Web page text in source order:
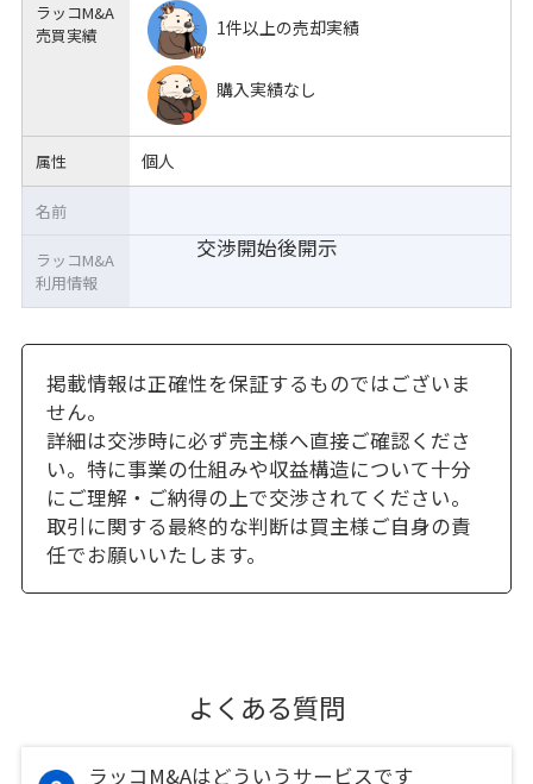
ラッコM&A
売買実績
1件以上の売却実績
購入実績なし
属性 個人
交渉開始後開示
名前
ラッコM&A
利用情報
掲載情報は正確性を保証するものではございま
せん。
詳細は交渉時に必ず売主様へ直接ご確認くださ
い。特に事業の仕組みや収益構造について十分
にご理解・ご納得の上で交渉されてください。
取引に関する最終的な判断は買主様ご自身の責
任でお願いいたします。
よくある質問
ラッコM&Aはどういうサービスです